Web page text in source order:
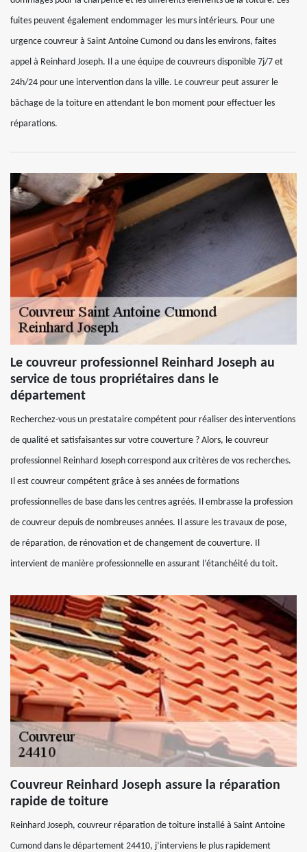
fuites peuvent également endommager les murs intérieurs. Pour une
urgence couvreur à Saint Antoine Cumond ou dans les environs, faites
appel à Reinhard Joseph. Il a une équipe de couvreurs disponible 7j/7 et
24h/24 pour une intervention dans la ville. Le couvreur peut assurer le
bâchage de la toiture en attendant le bon moment pour effectuer les
réparations.
Le couvreur professionnel Reinhard Joseph au
service de tous propriétaires dans le
département
Recherchez-vous un prestataire compétent pour réaliser des interventions
de qualité et satisfaisantes sur votre couverture ? Alors, le couvreur
professionnel Reinhard Joseph correspond aux critères de vos recherches.
Il est couvreur compétent grâce à ses années de formations
professionnelles de base dans les centres agréés. Il embrasse la profession
de couvreur depuis de nombreuses années. Il assure les travaux de pose,
de réparation, de rénovation et de changement de couverture. Il
intervient de manière professionnelle en assurant l’étanchéité du toit.
Couvreur Reinhard Joseph assure la réparation
rapide de toiture
Reinhard Joseph, couvreur réparation de toiture installé à Saint Antoine
Cumond dans le département 24410, j’interviens le plus rapidement